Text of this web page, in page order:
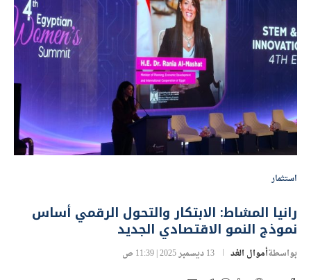
استثمار
رانيا المشاط: الابتكار والتحول الرقمي أساس
نموذج النمو الاقتصادي الجديد
بواسطةأموال الغد 13 ديسمبر 2025 | 11:39 ص